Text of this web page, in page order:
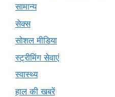
सामान्य
सेक्स
सोशल मीडिया
स्ट्रीमिंग सेवाएं
स्वास्थ्य
हाल की खबरें